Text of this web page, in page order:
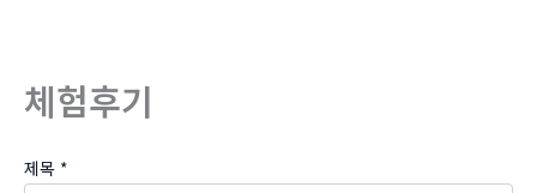
체험후기
제목 *